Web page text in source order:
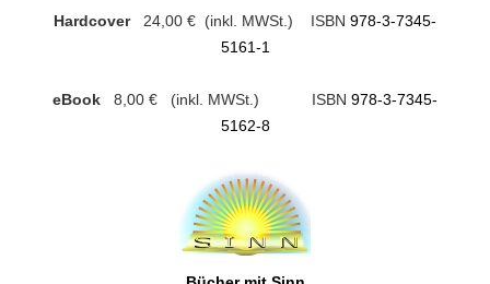
Hardcover24,00 € (inkl. MWSt.) ISBN 978-3-7345-
5161-1
eBook 8,00 € (inkl. MWSt.) ISBN 978-3-7345-
5162-8